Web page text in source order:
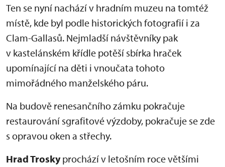
Ten se nyní nachází v hradním muzeu na tomtéž
místě, kde byl podle historických fotografií i za
Clam-Gallasů. Nejmladší návštěvníky pak
v kastelánském křídle potěší sbírka hraček
upomínající na děti i vnoučata tohoto
mimořádného manželského páru.
Na budově renesančního zámku pokračuje
restaurování sgrafitové výzdoby, pokračuje se zde
s opravou oken a střechy.
Hrad Troskyprochází v letošním roce většími